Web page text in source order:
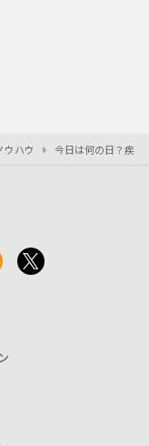
ウハウ 今日は何の日？疾